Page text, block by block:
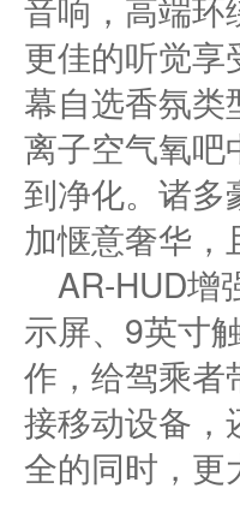
音响，高端环
更佳的听觉享
幕自选香氛
离子空气氧吧
到净化。诸多
加惬意奢华，
AR-HUD增
示屏、9英寸
作，给驾乘者
接移动设备，
全的同时，更